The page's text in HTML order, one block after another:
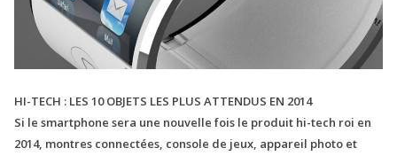
HI-TECH : LES 10 OBJETS LES PLUS ATTENDUS EN 2014
Si le smartphone sera une nouvelle fois le produit hi-tech roi en
2014, montres connectées, console de jeux, appareil photo et